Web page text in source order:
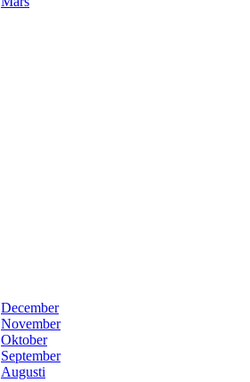
December
November
Oktober
September
Augusti